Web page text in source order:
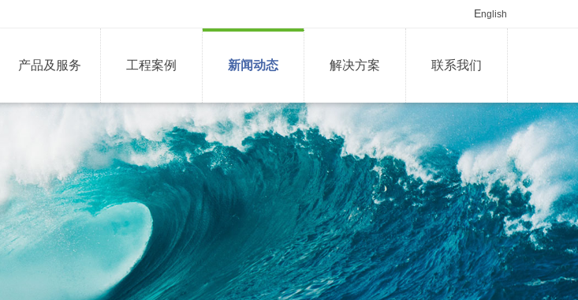
English
产品及服务 工程案例 新闻动态 解决方案 联系我们